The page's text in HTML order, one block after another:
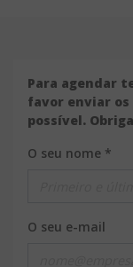
Para agendar
favor enviar os
possível.
O seu nome *
O seu e-mail